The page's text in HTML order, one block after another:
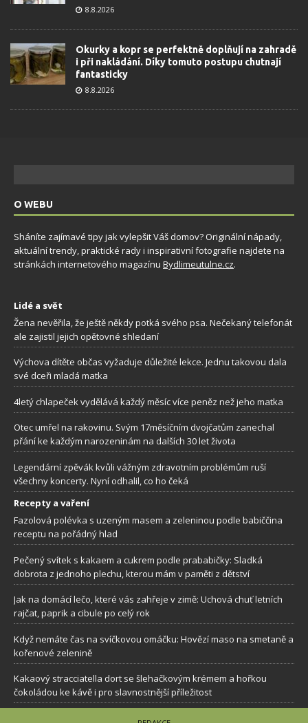
8.8.2026
Okurky a kopr se perfektně doplňují na zahradě
i při nakládání. Díky tomuto postupu chutnají
fantasticky
8.8.2026
O WEBU
Sháníte zajímavé tipy jak vylepšit Váš domov? Originální nápady,
aktuální trendy, praktické rady i inspirativní fotografie najdete na
stránkách internetového magazínu Bydlimeutulne.cz.
Lidé a svět
Žena nevěřila, že ještě někdy potká svého psa. Nečekaný telefonát
ale zajistil jejich opětovné shledaní
Výchova dítěte občas vyžaduje důležité lekce. Jednu takovou dala
své dceři mladá matka
4letý chlapeček vydělává každý měsíc více peněz než jeho matka
Otec umřel na rakovinu. Svým 17měsíčním dvojčatům zanechal
přání ke každým narozeninám na dalších 30 let života
Legendární zpěvák kvůli vážným zdravotním problémům ruší
všechny koncerty. Nyní odhalil, co ho čeká
Recepty a vaření
Fazolová polévka s uzeným masem a zeleninou podle babiččina
receptu na pořádný hlad
Pečený svítek s kakaem a cukrem podle prababičky: Sladká
dobrota z jednoho plechu, kterou mám v paměti z dětství
Jak na domácí lečo, které vás zahřeje v zimě: Uchová chuť letních
rajčat, paprik a cibule po celý rok
Když nemáte čas na svíčkovou omáčku: Hovězí maso na smetaně a
kořenové zelenině
Kakaový stracciatella dort se šlehačkovým krémem a hořkou
čokoládou ke kávě i pro slavnostnější příležitost